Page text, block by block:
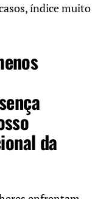
índice muito
da